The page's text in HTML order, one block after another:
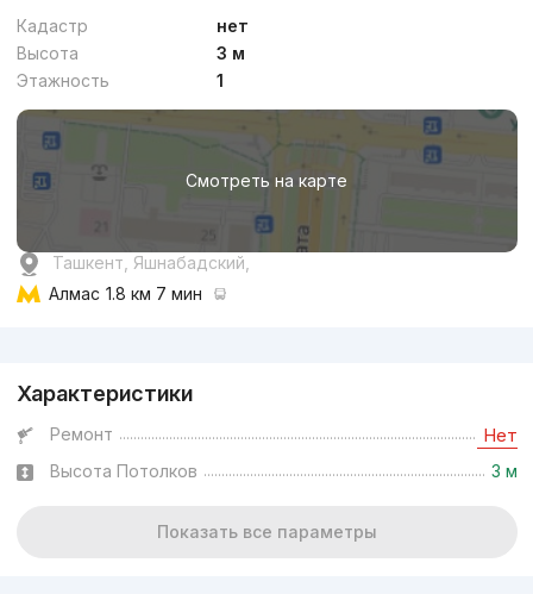
Кадастр
нет
Высота
3 м
Этажность
1
Смотреть на карте
Ташкент, Яшнабадский,
Алмас 1.8 км 7 мин
Характеристики
Ремонт Нет
Высота Потолков 3 м
Показать все параметры